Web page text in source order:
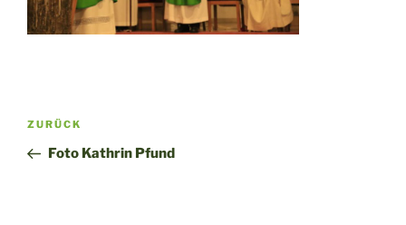
Beitragsnavigation
Vorheriger
Beitrag
ZURÜCK
Foto Kathrin Pfund